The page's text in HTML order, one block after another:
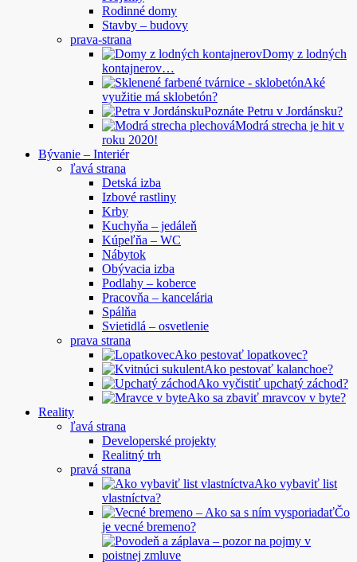
Rodinné domy
Stavby – budovy
prava-strana
Domy z lodných
kontajnerov…
Aké
využitie má sklobetón?
Poznáte Petru v Jordánsku?
Modrá strecha je hit v
roku 2020!
Bývanie – Interiér
ľavá strana
Detská izba
Izbové rastliny
Krby
Kuchyňa – jedáleň
Kúpeľňa – WC
Nábytok
Obývacia izba
Podlahy – koberce
Pracovňa – kancelária
Spálňa
Svietidlá – osvetlenie
prava strana
Ako pestovať lopatkovec?
Ako pestovať kalanchoe?
Ako vyčistiť upchatý záchod?
Ako sa zbaviť mravcov v byte?
Reality
ľavá strana
Developerské projekty
Realitný trh
pravá strana
Ako vybaviť list
vlastníctva?
Čo
je vecné bremeno?